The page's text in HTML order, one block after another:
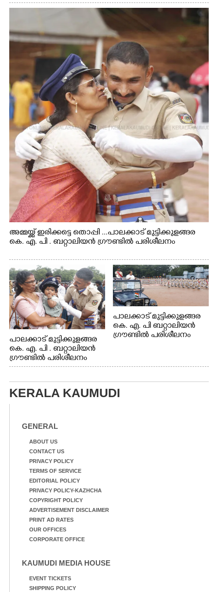
അമ്മയ്ക്ക് ഇരിക്കട്ടെ തൊപ്പി ...പാലക്കാട് മുട്ടിക്കുളങ്ങര
കെ. എ. പി . ബറ്റാലിയൻ ഗ്രൗണ്ടിൽ പരിശീലനം
പാലക്കാട് മുട്ടിക്കുളങ്ങര
കെ. എ. പി . ബറ്റാലിയൻ
ഗ്രൗണ്ടിൽ പരിശീലനം
പാലക്കാട് മുട്ടിക്കുളങ്ങര
കെ. എ. പി ബറ്റാലിയൻ
ഗ്രൗണ്ടിൽ പരിശീലനം
KERALA KAUMUDI
GENERAL
ABOUT US
CONTACT US
PRIVACY POLICY
TERMS OF SERVICE
EDITORIAL POLICY
PRIVACY POLICY-KAZHCHA
COPYRIGHT POLICY
ADVERTISEMENT DISCLAIMER
PRINT AD RATES
OUR OFFICES
CORPORATE OFFICE
KAUMUDI MEDIA HOUSE
EVENT TICKETS
SHIPPING POLICY